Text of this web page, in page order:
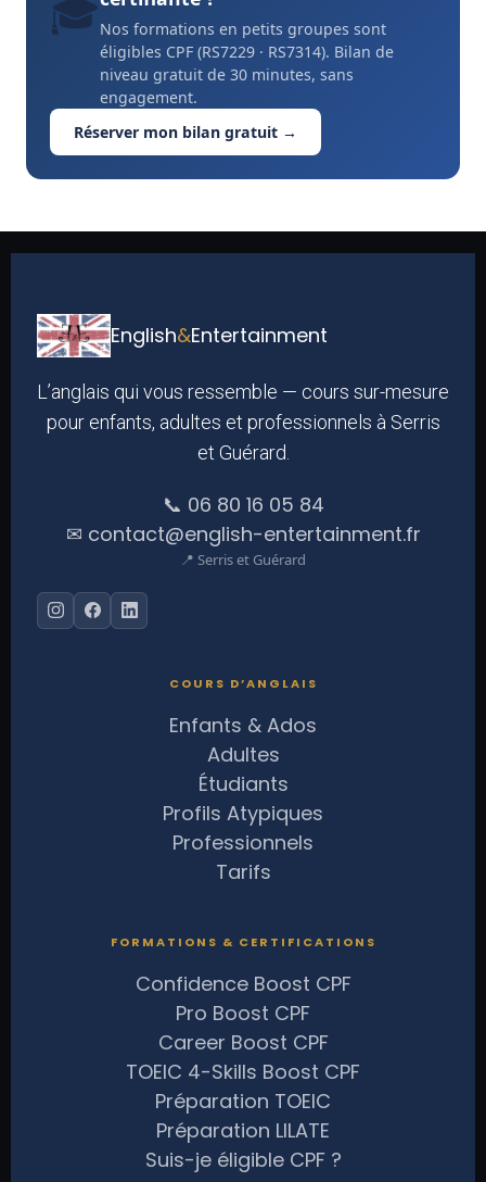
🎓Nos formations en petits groupes sont
éligibles CPF (RS7229 · RS7314). Bilan de
niveau gratuit de 30 minutes, sans
engagement.
Réserver mon bilan gratuit →
English&Entertainment
L’anglais qui vous ressemble — cours sur-mesure
pour enfants, adultes et professionnels à Serris
et Guérard.
📞 06 80 16 05 84
✉ contact@english-entertainment.fr
📍 Serris et Guérard
COURS D’ANGLAIS
Enfants & Ados
Adultes
Étudiants
Profils Atypiques
Professionnels
Tarifs
FORMATIONS & CERTIFICATIONS
Confidence Boost CPF
Pro Boost CPF
Career Boost CPF
TOEIC 4-Skills Boost CPF
Préparation TOEIC
Préparation LILATE
Suis-je éligible CPF ?